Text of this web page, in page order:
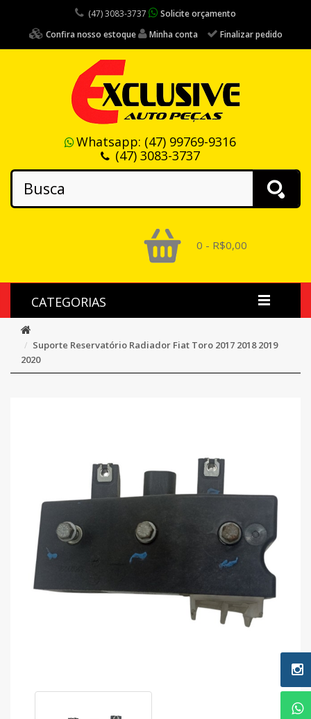
(47) 3083-3737
Solicite orçamento
Confira nosso estoque
Minha conta Finalizar pedido
Whatsapp: (47) 99769-9316
(47) 3083-3737
0 - R$0,00
CATEGORIAS
Suporte Reservatório Radiador Fiat Toro 2017 2018 2019
2020